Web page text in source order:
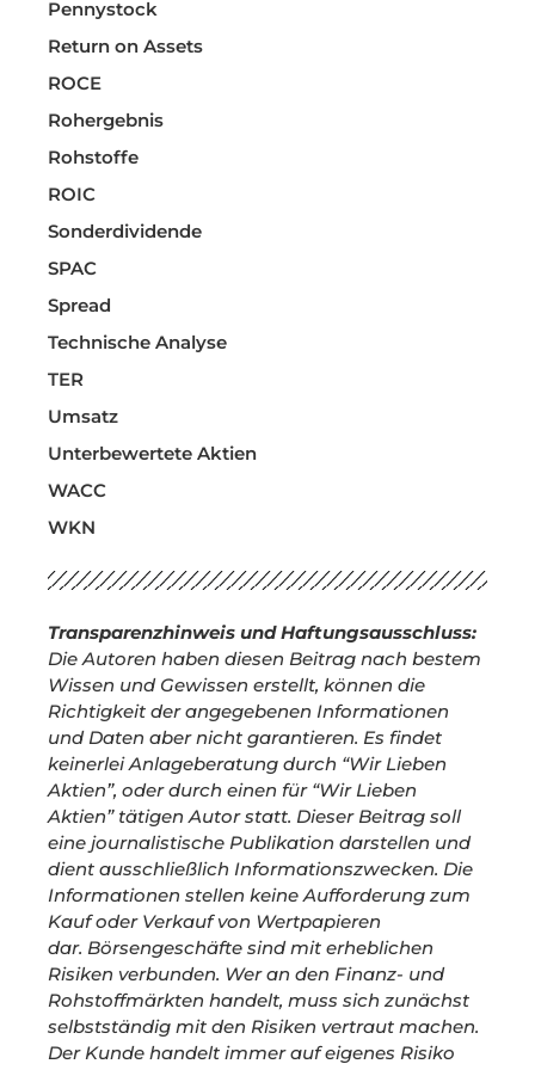
Pennystock
Return on Assets
ROCE
Rohergebnis
Rohstoffe
ROIC
Sonderdividende
SPAC
Spread
Technische Analyse
TER
Umsatz
Unterbewertete Aktien
WACC
WKN
Transparenzhinweis und Haftungsausschluss:
Die Autoren haben diesen Beitrag nach bestem
Wissen und Gewissen erstellt, können die
Richtigkeit der angegebenen Informationen
und Daten aber nicht garantieren. Es findet
keinerlei Anlageberatung durch “Wir Lieben
Aktien”, oder durch einen für “Wir Lieben
Aktien” tätigen Autor statt. Dieser Beitrag soll
eine journalistische Publikation darstellen und
dient ausschließlich Informationszwecken. Die
Informationen stellen keine Aufforderung zum
Kauf oder Verkauf von Wertpapieren
dar. Börsengeschäfte sind mit erheblichen
Risiken verbunden. Wer an den Finanz- und
Rohstoffmärkten handelt, muss sich zunächst
selbstständig mit den Risiken vertraut machen.
Der Kunde handelt immer auf eigenes Risiko